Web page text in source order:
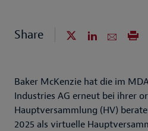
Share
Baker McKenzie hat die im
Industries AG erneut bei ihrer
Hauptversammlung (HV)
2025 als virtuelle